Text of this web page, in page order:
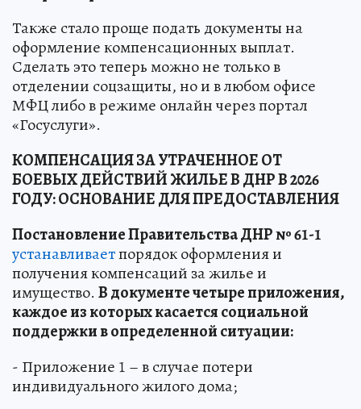
Также стало проще подать документы на
оформление компенсационных выплат.
Сделать это теперь можно не только в
отделении соцзащиты, но и в любом офисе
МФЦ либо в режиме онлайн через портал
«Госуслуги».
КОМПЕНСАЦИЯ ЗА УТРАЧЕННОЕ ОТ
БОЕВЫХ ДЕЙСТВИЙ ЖИЛЬЕ В ДНР В 2026
ГОДУ: ОСНОВАНИЕ ДЛЯ ПРЕДОСТАВЛЕНИЯ
Постановление Правительства ДНР № 61-1
устанавливаетпорядок оформления и
получения компенсаций за жилье и
имущество. В документе четыре приложения,
каждое из которых касается социальной
поддержки в определенной ситуации:
- Приложение 1 – в случае потери
индивидуального жилого дома;